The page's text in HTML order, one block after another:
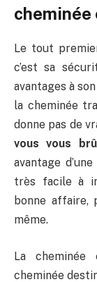
Le tout
c’est sa
avantages à
la cheminée
donne pas de
vous vous
avantage
très facile à
bonne affaire,
même.
La cheminée
cheminée